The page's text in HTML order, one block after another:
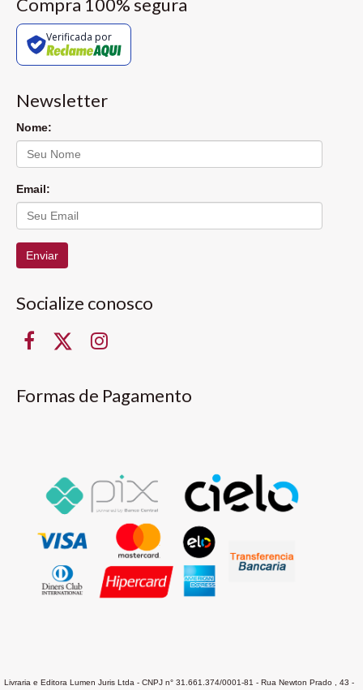
Verificada por
Newsletter
Nome:
Email:
Enviar
Socialize conosco
Formas de Pagamento
Livraria e Editora Lumen Juris Ltda - CNPJ n° 31.661.374/0001-81 - Rua Newton Prado , 43 -